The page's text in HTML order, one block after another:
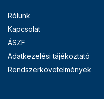
Rólunk
Kapcsolat
ÁSZF
Adatkezelési tájékoztató
Rendszerkövetelmények